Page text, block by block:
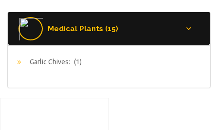
Medical Plants (15)
Garlic Chives: (1)